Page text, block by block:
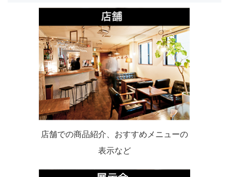
店舗での商品紹介、おすすめメニューの
表示など